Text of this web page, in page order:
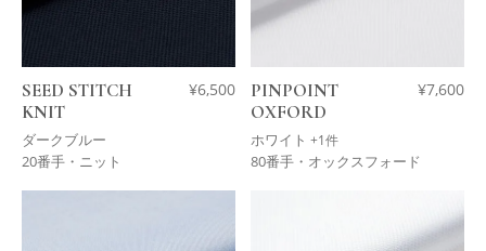
SEED STITCH
KNIT
ダークブルー
¥6,500
20番手・ニット
PINPOINT
OXFORD
ホワイト +1件
¥7,600
80番手・オックスフォード